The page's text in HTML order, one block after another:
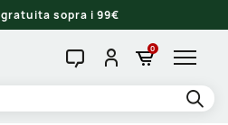
sopra i 99€
0